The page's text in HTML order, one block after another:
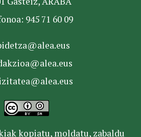
945 71 60 09
kopiatu, moldatu, zabaldu